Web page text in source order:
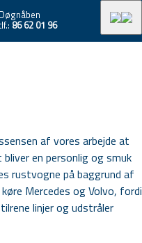
Døgnåben
86 62 01 96
af vores arbejde at
en personlig og smuk
rustvogne på baggrund af
Mercedes og Volvo, fordi
linjer og udstråler